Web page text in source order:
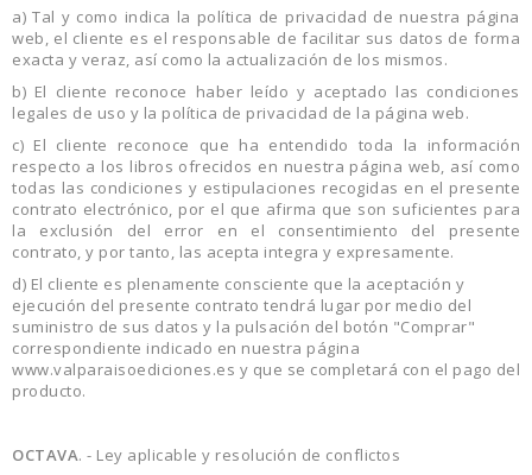
a) Tal y como indica la política de privacidad de nuestra página
web, el cliente es el responsable de facilitar sus datos de forma
exacta y veraz, así como la actualización de los mismos.
b) El cliente reconoce haber leído y aceptado las condiciones
legales de uso y la política de privacidad de la página web.
c) El cliente reconoce que ha entendido toda la información
respecto a los libros ofrecidos en nuestra página web, así como
todas las condiciones y estipulaciones recogidas en el presente
contrato electrónico, por el que afirma que son suficientes para
la exclusión del error en el consentimiento del presente
contrato, y por tanto, las acepta integra y expresamente.
d) El cliente es plenamente consciente que la aceptación y
ejecución del presente contrato tendrá lugar por medio del
suministro de sus datos y la pulsación del botón "Comprar"
correspondiente indicado en nuestra página
www.valparaisoediciones.es y que se completará con el pago del
producto.
OCTAVA. - Ley aplicable y resolución de conflictos